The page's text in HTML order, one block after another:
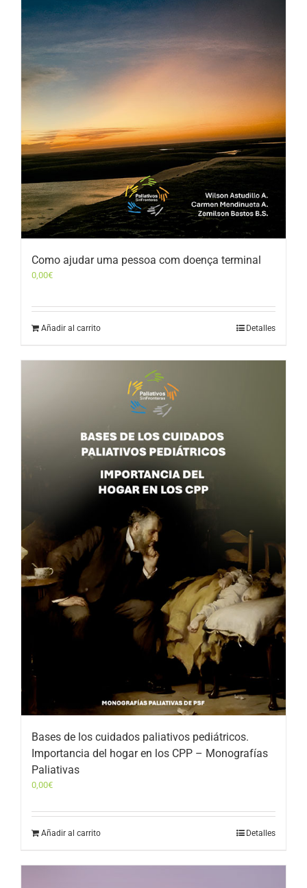
Como ajudar uma pessoa com doença terminal
0,00€
Añadir al carrito Detalles
Bases de los cuidados paliativos pediátricos.
Importancia del hogar en los CPP – Monografías
Paliativas
0,00€
Añadir al carrito Detalles